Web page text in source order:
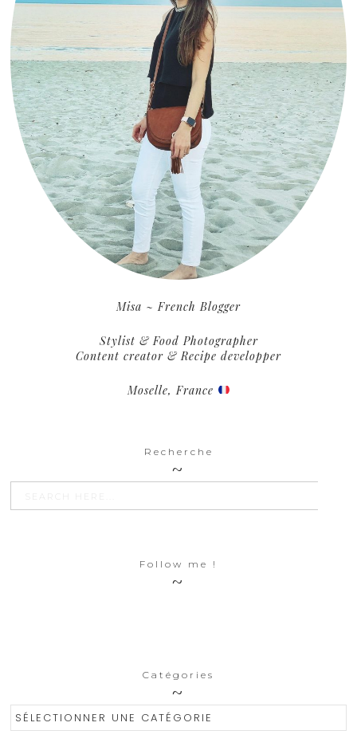
Misa ~ French Blogger
Stylist & Food Photographer
Content creator & Recipe developper
Moselle, France
Recherche
Search SEARCH
Follow me !
Catégories
Catégories